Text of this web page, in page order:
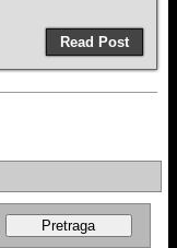
Read Post